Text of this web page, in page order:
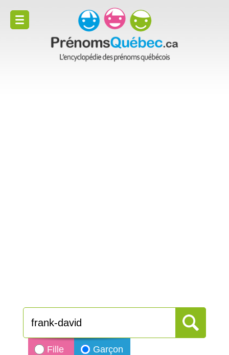
Fille Garçon